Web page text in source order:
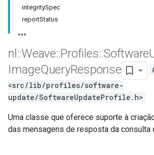
integritySpec
reportStatus
nl ::Weave::Profiles::Software
ImageQueryResponse
<src/lib/profiles/software-
update/SoftwareUpdateProfile.h>
Uma classe que oferece suporte à
das mensagens de resposta da consulta